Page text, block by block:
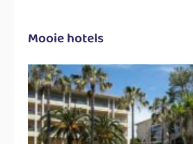
Mooie hotels